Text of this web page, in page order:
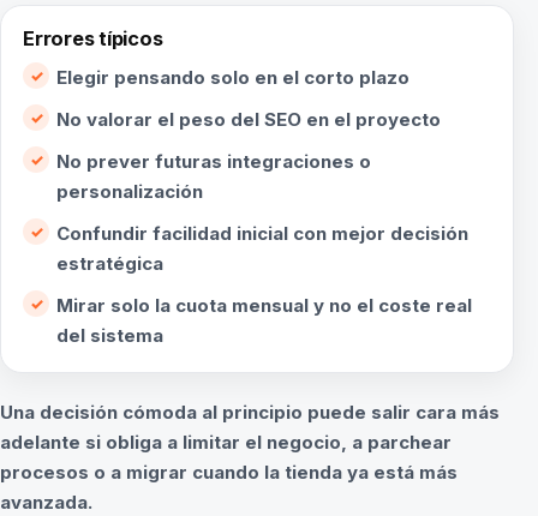
Errores típicos
Elegir pensando solo en el corto plazo
No valorar el peso del SEO en el proyecto
No prever futuras integraciones o
personalización
Confundir facilidad inicial con mejor decisión
estratégica
Mirar solo la cuota mensual y no el coste real
del sistema
Una decisión cómoda al principio puede salir cara más
adelante si obliga a limitar el negocio, a parchear
procesos o a migrar cuando la tienda ya está más
avanzada.